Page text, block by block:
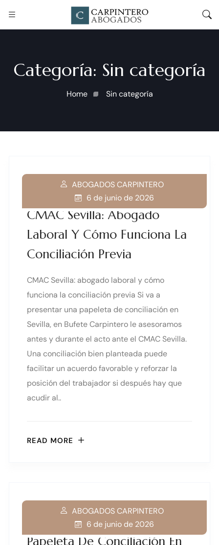
Categoría: Sin categoría
Home Sin categoría
CMAC Sevilla: Abogado
Laboral Y Cómo Funciona La
Conciliación Previa
ABOGADOS CARPINTERO
6 de junio de 2026
CMAC Sevilla: abogado laboral y cómo
funciona la conciliación previa Si va a
presentar una papeleta de conciliación en
Sevilla, en Bufete Carpintero le asesoramos
antes y durante el acto ante el CMAC Sevilla.
Una conciliación bien planteada puede
facilitar un acuerdo favorable y reforzar la
posición del trabajador si después hay que
acudir al..
READ MORE
Papeleta De Conciliación En
ABOGADOS CARPINTERO
6 de junio de 2026